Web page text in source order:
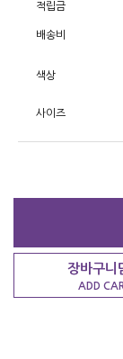
적립금
배송비
색상
사이즈
장바구니
ADD